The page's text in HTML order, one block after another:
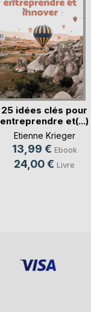
25 idées clés pour
entreprendre et(...)
Etienne Krieger
13,99 € Ebook
24,00 € Livre